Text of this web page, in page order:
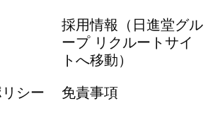
採用情報（日進堂グル
ープ リクルートサイ
トへ移動）
シー 免責事項